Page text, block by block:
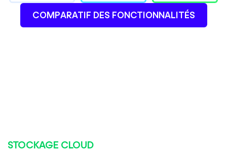
COMPARATIF DES FONCTIONNALITÉS
STOCKAGE CLOUD